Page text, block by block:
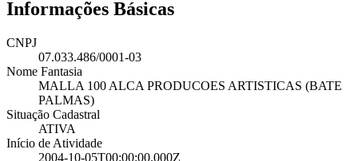
Informações Básicas
CNPJ
07.033.486/0001-03
Nome Fantasia
MALLA 100 ALCA PRODUCOES ARTISTICAS (BATE
PALMAS)
Situação Cadastral
ATIVA
Início de Atividade
2004-10-05T00:00:00.000Z